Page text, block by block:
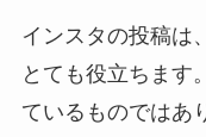
インスタの投稿は
とても役立ちます
ているものではあ